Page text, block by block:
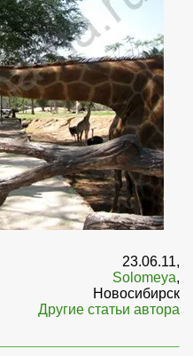
23.06.11,
Solomeya,
Новосибирск
Другие статьи автора